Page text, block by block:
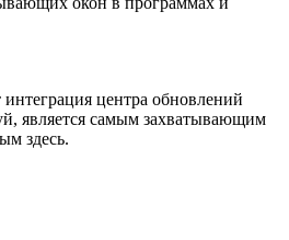
центра обновлений
является самым захватывающим
здесь.